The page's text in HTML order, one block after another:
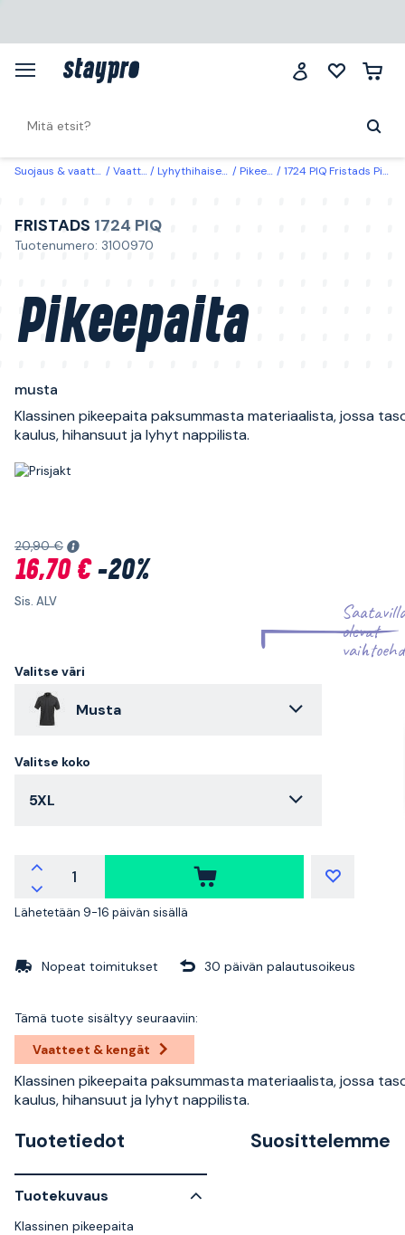
Suojaus & vaatteet Vaatteet Lyhythihaiset paidat Pikeepaidat 1724 PIQ Fristads Pikeepaita musta Musta
FRISTADS 1724 PIQ
Tuotenumero: 3100970
Pikeepaita
musta
Klassinen pikeepaita paksummasta materiaalista, jossa
kaulus, hihansuut ja lyhyt nappilista.
20,90 €
16,70 €-20%
Sis. ALV
olevat
Valitse väri
Musta
Valitse koko
5XL
Lähetetään 9-16 päivän sisällä
Nopeat toimitukset 30 päivän palautusoikeus
Tämä tuote sisältyy seuraaviin:
Vaatteet & kengät
Klassinen pikeepaita paksummasta materiaalista, jossa
kaulus, hihansuut ja lyhyt nappilista.
Tuotetiedot
Tuotekuvaus
Klassinen pikeepaita
Suosittelemme